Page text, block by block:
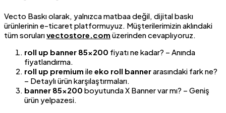
Vecto Baskı olarak, yalnızca matbaa değil, dijital baskı
ürünlerinin e-ticaret platformuyuz. Müşterilerimizin aklındaki
tüm sorularıvectostore.com üzerinden cevaplıyoruz.
roll up banner 85×200 fiyatı ne kadar? – Anında
fiyatlandırma.
roll up premium ileeko roll bannerarasındaki fark ne?
– Detaylı ürün karşılaştırmaları.
banner 85×200 boyutunda X Banner var mı? – Geniş
ürün yelpazesi.